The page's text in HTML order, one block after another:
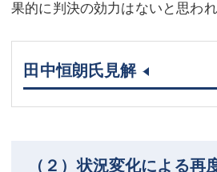
果的に判決の効力はないと思われ
田中恒朗氏見解
（２）状況変化による再